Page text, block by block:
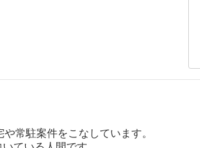
常駐案件をこなしています。